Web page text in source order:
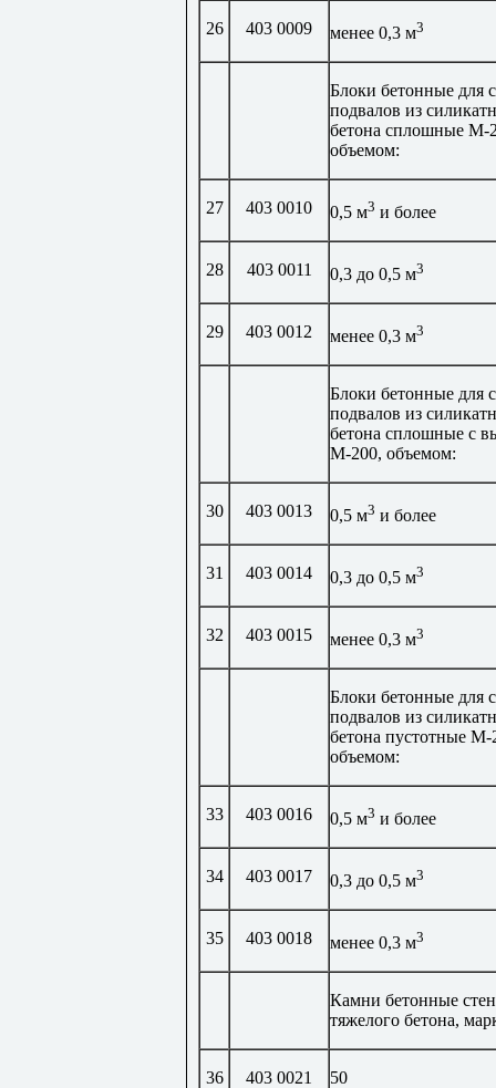
26 403 0009 менее 0,3 м3
Блоки бетонные для
подвалов из
бетона сплошные М-
объемом:
27 403 0010 0,5 м3 и более
28 403 0011 0,3 до 0,5 м3
29 403 0012 менее 0,3 м3
Блоки бетонные для
подвалов из
бетона сплошные с
М-200, объемом:
30 403 0013 0,5 м3 и более
31 403 0014 0,3 до 0,5 м3
32 403 0015 менее 0,3 м3
Блоки бетонные для
подвалов из
бетона пустотные М-
объемом:
33 403 0016 0,5 м3 и более
34 403 0017 0,3 до 0,5 м3
35 403 0018 менее 0,3 м3
Камни бетонные
тяжелого бетона,
36 403 0021 50